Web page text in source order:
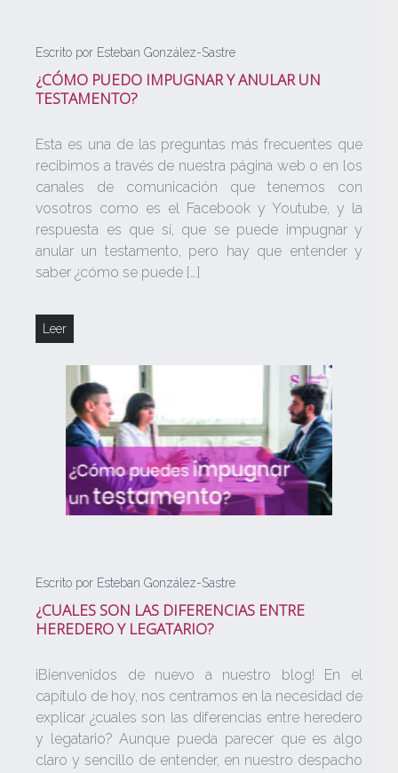
Escrito por Esteban González-Sastre
¿CÓMO PUEDO IMPUGNAR Y ANULAR UN
TESTAMENTO?
Esta es una de las preguntas más frecuentes que
recibimos a través de nuestra página web o en los
canales de comunicación que tenemos con
vosotros como es el Facebook y Youtube, y la
respuesta es que sí, que se puede impugnar y
anular un testamento, pero hay que entender y
saber ¿cómo se puede […]
Leer
Escrito por Esteban González-Sastre
¿CUALES SON LAS DIFERENCIAS ENTRE
HEREDERO Y LEGATARIO?
¡Bienvenidos de nuevo a nuestro blog! En el
capítulo de hoy, nos centramos en la necesidad de
explicar ¿cuales son las diferencias entre heredero
y legatario? Aunque pueda parecer que es algo
claro y sencillo de entender, en nuestro despacho